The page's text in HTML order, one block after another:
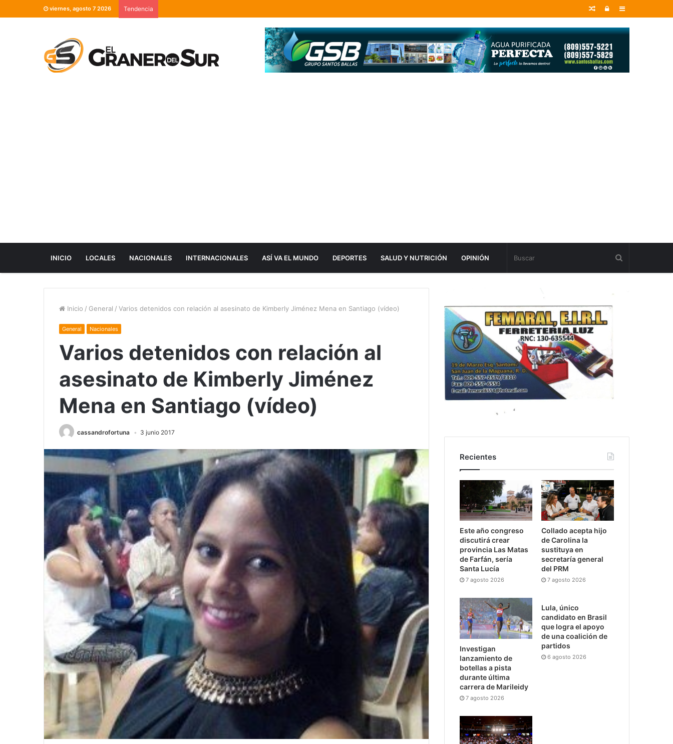
viernes, agosto 7 2026 Tendencia Sidebar
Entrar
Random
INICIO LOCALES NACIONALES INTERNACIONALES ASÍ VA EL MUNDO DEPORTES SALUD Y NUTRICIÓN OPINIÓN
Inicio / General / Varios detenidos con relación al asesinato de Kimberly Jiménez Mena en Santiago (vídeo)
General Nacionales
Varios detenidos con relación al
asesinato de Kimberly Jiménez
Mena en Santiago (vídeo)
cassandrofortuna 3 junio 2017
Recientes
Este año congreso
discutirá crear
provincia Las Matas
de Farfán, sería
Santa Lucía
7 agosto 2026
Collado acepta hijo
de Carolina la
sustituya en
secretaría general
del PRM
7 agosto 2026
Investigan
lanzamiento de
botellas a pista
durante última
carrera de Marileidy
7 agosto 2026
Lula, único
candidato en Brasil
que logra el apoyo
de una coalición de
partidos
6 agosto 2026